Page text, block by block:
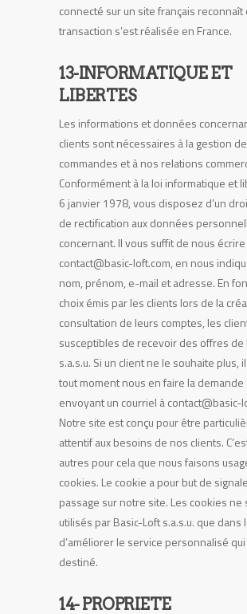
connecté sur un site français reconnaît
transaction s’est réalisée en France.
13-INFORMATIQUE ET
LIBERTES
Les informations et données
clients sont nécessaires à la gestion
commandes et à nos relations
Conformément à la loi informatique et
6 janvier 1978, vous disposez d’un
de rectification aux données
concernant. Il vous suffit de nous
contact@basic-loft.com, en nous
nom, prénom, e-mail et adresse. En
choix émis par les clients lors de la
consultation de leurs comptes, les
susceptibles de recevoir des offres de
s.a.s.u. Si un client ne le souhaite plus,
tout moment nous en faire la demande
envoyant un courriel à contact@basic-
Notre site est conçu pour être
attentif aux besoins de nos clients.
autres pour cela que nous faisons
cookies. Le cookie a pour but de
passage sur notre site. Les cookies ne
utilisés par Basic-Loft s.a.s.u. que dans
d’améliorer le service personnalisé
destiné.
14- PROPRIETE